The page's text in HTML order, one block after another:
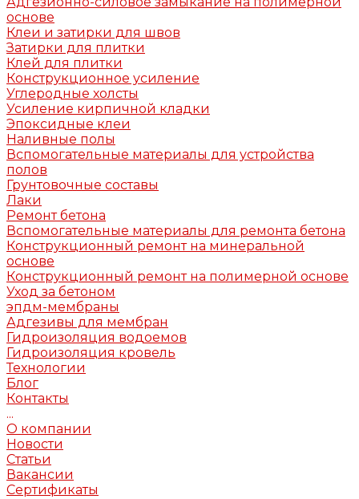
основе
Клеи и затирки для швов
Затирки для плитки
Клей для плитки
Конструкционное усиление
Углеродные холсты
Усиление кирпичной кладки
Эпоксидные клеи
Наливные полы
Вспомогательные материалы для устройства
полов
Грунтовочные составы
Лаки
Ремонт бетона
Вспомогательные материалы для ремонта бетона
Конструкционный ремонт на минеральной
основе
Конструкционный ремонт на полимерной основе
Уход за бетоном
эпдм-мембраны
Адгезивы для мембран
Гидроизоляция водоемов
Гидроизоляция кровель
Технологии
Блог
Контакты
...
О компании
Новости
Статьи
Вакансии
Сертификаты